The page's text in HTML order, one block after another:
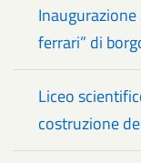
ferrari” di
Liceo
costruzione